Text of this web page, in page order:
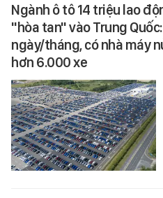
Ngành ô tô 14 triệu lao
"hòa tan" vào Trung
ngày/tháng, có nhà máy
hơn 6.000 xe